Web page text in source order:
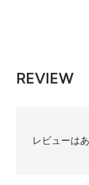
REVIEW
レビューは